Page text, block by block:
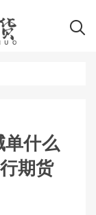
什么
期货